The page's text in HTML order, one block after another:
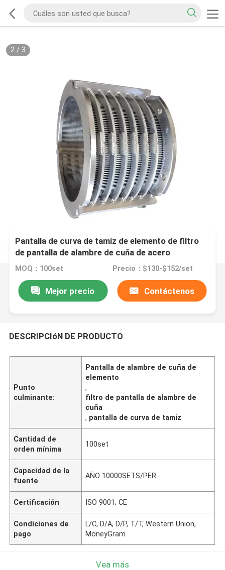
2/ 3
Pantalla de curva de tamiz de elemento de filtro
de pantalla de alambre de cuña de acero
inoxidable
MOQ：100set Precio：$130-$152/set
Mejor precio Contáctenos
DESCRIPCIóN DE PRODUCTO
Punto
culminante:
Pantalla de alambre de cuña de
elemento
,
filtro de pantalla de alambre de
cuña
, pantalla de curva de tamiz
Cantidad de
orden mínima
100set
Capacidad de la
fuente
AÑO 10000SETS/PER
Certificación ISO 9001; CE
Condiciones de
pago
L/C, D/A, D/P, T/T, Western Union,
MoneyGram
Vea más